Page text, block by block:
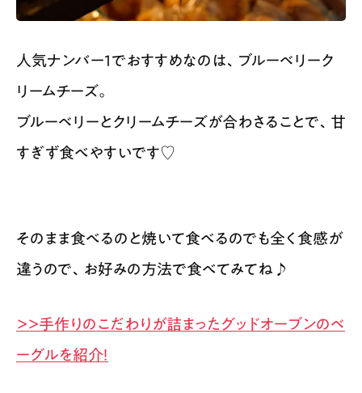
人気ナンバー1でおすすめなのは、ブルーベリーク
リームチーズ。
ブルーベリーとクリームチーズが合わさることで、甘
すぎず食べやすいです♡
そのまま食べるのと焼いて食べるのでも全く食感が
違うので、お好みの方法で食べてみてね♪
＞＞手作りのこだわりが詰まったグッドオーブンのベ
ーグルを紹介！